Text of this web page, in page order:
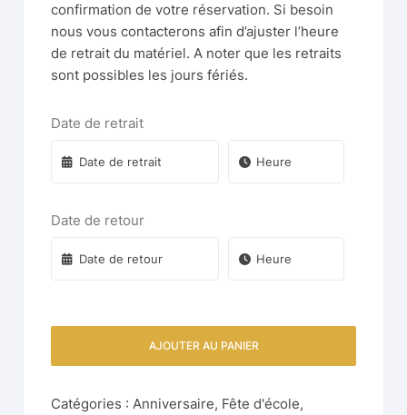
confirmation de votre réservation. Si besoin
nous vous contacterons afin d’ajuster l’heure
de retrait du matériel. A noter que les retraits
sont possibles les jours fériés.
Date de retrait
Date de retour
AJOUTER AU PANIER
Catégories : Anniversaire, Fête d'école,